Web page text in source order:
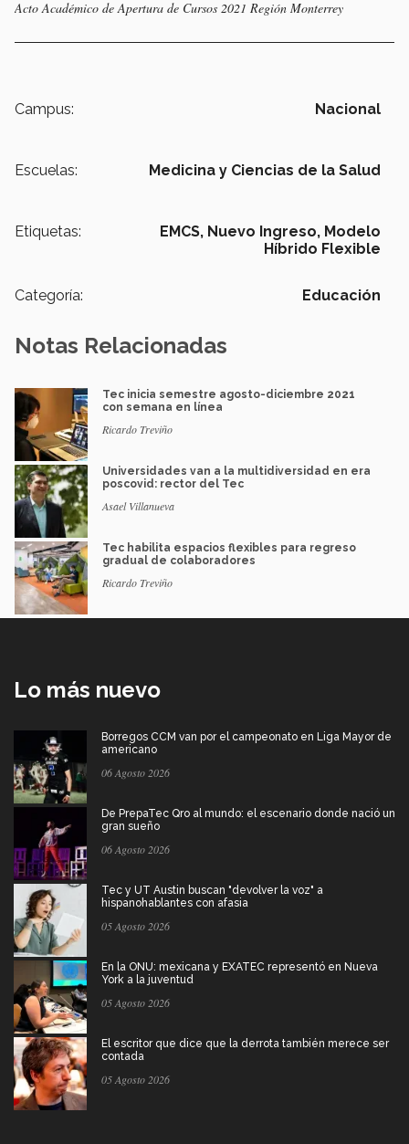
Acto Académico de Apertura de Cursos 2021 Región Monterrey
Campus: Nacional
Escuelas: Medicina y Ciencias de la Salud
Etiquetas: EMCS, Nuevo Ingreso, Modelo
Híbrido Flexible
Categoría: Educación
Notas Relacionadas
Tec inicia semestre agosto-diciembre 2021
con semana en línea
Ricardo Treviño
Universidades van a la multidiversidad en era
poscovid: rector del Tec
Asael Villanueva
Tec habilita espacios flexibles para regreso
gradual de colaboradores
Ricardo Treviño
Lo más nuevo
Borregos CCM van por el campeonato en Liga Mayor de
americano
06 Agosto 2026
De PrepaTec Qro al mundo: el escenario donde nació un
gran sueño
06 Agosto 2026
Tec y UT Austin buscan "devolver la voz" a
hispanohablantes con afasia
05 Agosto 2026
En la ONU: mexicana y EXATEC representó en Nueva
York a la juventud
05 Agosto 2026
El escritor que dice que la derrota también merece ser
contada
05 Agosto 2026